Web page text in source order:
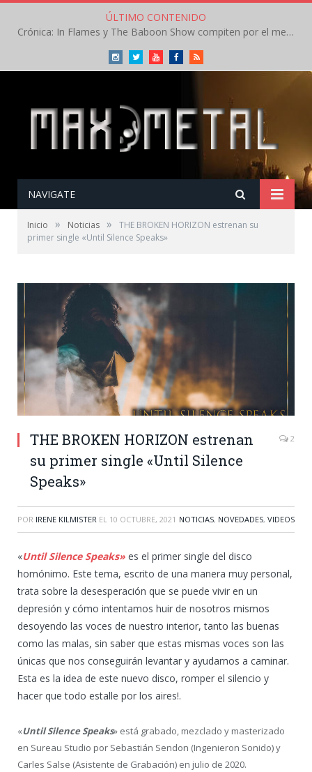
ÚLTIMO CONTENIDO
Crónica: In Flames y The Baboon Show compiten por el mejor concierto del día en el Leyendas del Rock – Viernes – Agosto 2026
InstagramTwitterYoutubeFacebookRSS
NAVIGATE
Inicio » Noticias »
THE BROKEN HORIZON estrenan su
primer single «Until Silence Speaks»
THE BROKEN HORIZON estrenan
su primer single «Until Silence
Speaks»
2
POR IRENE KILMISTER EL 10 OCTUBRE, 2021 NOTICIAS, NOVEDADES, VIDEOS
«Until Silence Speaks» es el primer single del disco
homónimo. Este tema, escrito de una manera muy personal,
trata sobre la desesperación que se puede vivir en un
depresión y cómo intentamos huir de nosotros mismos
desoyendo las voces de nuestro interior, tanto las buenas
como las malas, sin saber que estas mismas voces son las
únicas que nos conseguirán levantar y ayudarnos a caminar.
Esta es la idea de este nuevo disco, romper el silencio y
hacer que todo estalle por los aires!.
«Until Silence Speaks» está grabado, mezclado y masterizado
en Sureau Studio por Sebastián Sendon (Ingenieron Sonido) y
Carles Salse (Asistente de Grabación) en julio de 2020.